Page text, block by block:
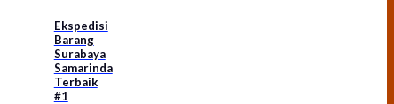
Ekspedisi
Barang
Surabaya
Samarinda
Terbaik
#1